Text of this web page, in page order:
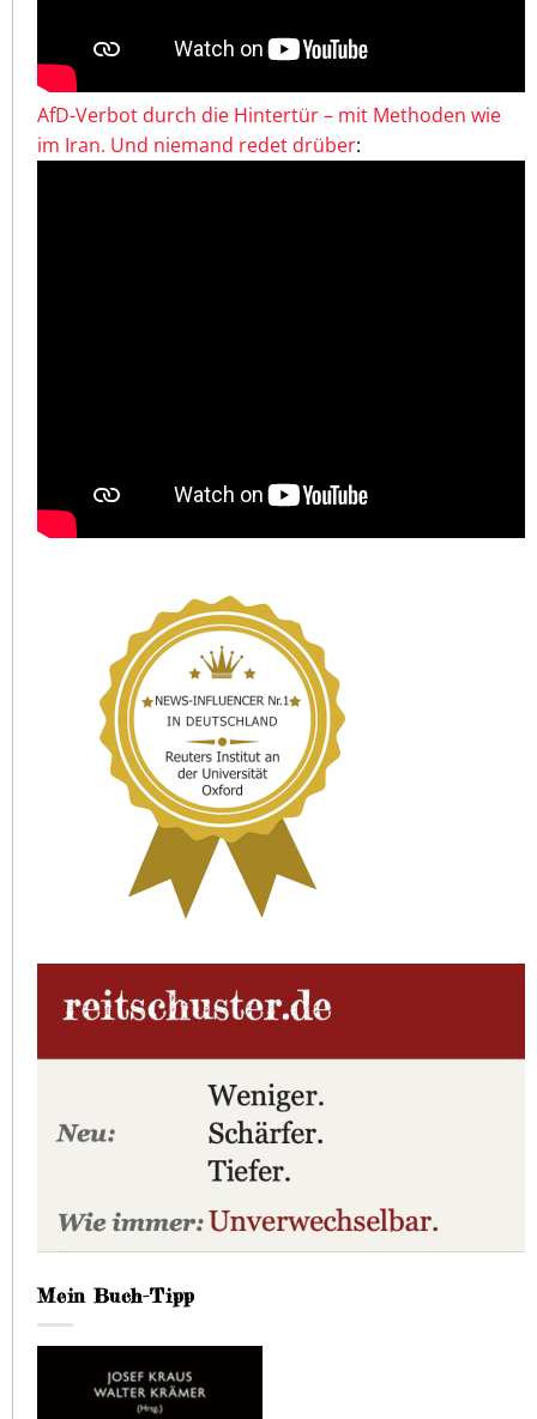
AfD-Verbot durch die Hintertür – mit Methoden wie
im Iran. Und niemand redet drüber:
Mein Buch-Tipp